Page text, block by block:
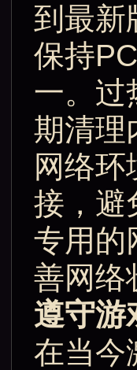
到最新
保持
一。过
期清理
网络
接，避
专用的
善网络
遵守游
在当今